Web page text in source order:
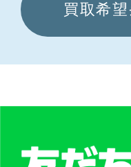
買取希